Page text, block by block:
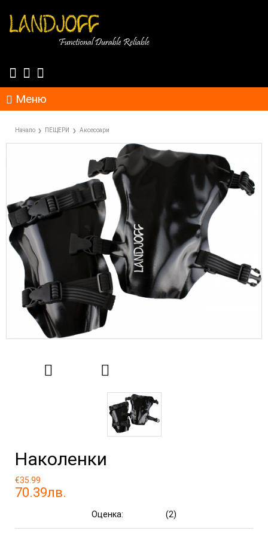
Меню
Начало ПЕЩЕРИ Аксесоари
Наколенки
€35.99
70.39лв.
Оценка: (2)